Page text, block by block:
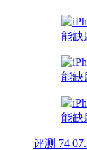
评测 74